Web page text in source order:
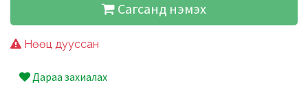
Сагсанд нэмэх
Нөөц дууссан
Дараа захиалах